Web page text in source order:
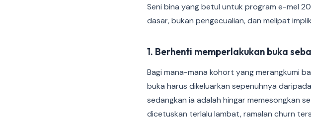
Seni bina yang betul untuk program e-mel
dasar, bukan pengecualian, dan melipat
1. Berhenti memperlakukan buka
Bagi mana-mana kohort yang merangkumi
buka harus dikeluarkan sepenuhnya
sedangkan ia adalah hingar memesongkan
dicetuskan terlalu lambat, ramalan churn